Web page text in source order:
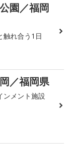
園／福岡
触れ合う1日
／福岡県
ンメント施設